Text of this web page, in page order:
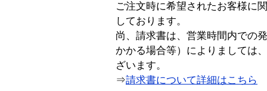
ご注文時に希望されたお客様に
しております。
尚、請求書は、営業時間内での
かかる場合等）によりましては
ざいます。
⇒請求書について詳細はこちら